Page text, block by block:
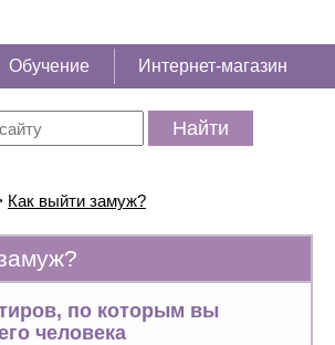
Обучение Интернет-магазин
Найти
Как выйти замуж?
по которым вы
человека